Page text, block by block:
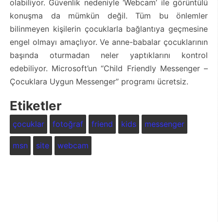
olabiliyor. Güvenlik nedeniyle ‘Webcam’ ile görüntülü
konuşma da mümkün değil. Tüm bu önlemler
bilinmeyen kişilerin çocuklarla bağlantıya geçmesine
engel olmayı amaçlıyor. Ve anne-babalar çocuklarının
başında oturmadan neler yaptıklarını kontrol
edebiliyor. Microsoft’un “Child Friendly Messenger –
Çocuklara Uygun Messenger” programı ücretsiz.
Etiketler
çocuklar fotoğraf friend kids messenger
msn site webcam